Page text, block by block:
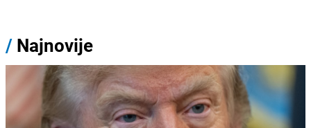
/ Najnovije